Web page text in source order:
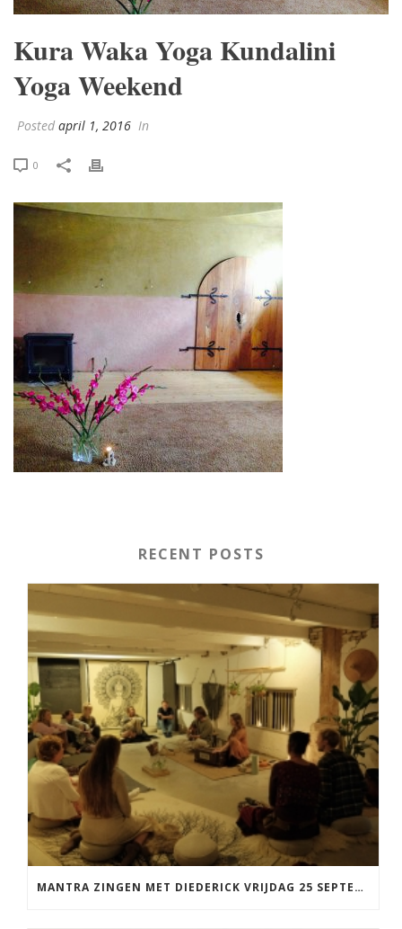
Kura Waka Yoga Kundalini
Yoga Weekend
Posted april 1, 2016 In
0
RECENT POSTS
MANTRA ZINGEN MET DIEDERICK VRIJDAG 25 SEPTEMBER EN 20 NOVEMBER